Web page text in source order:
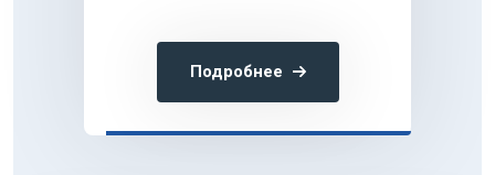
Подробнее